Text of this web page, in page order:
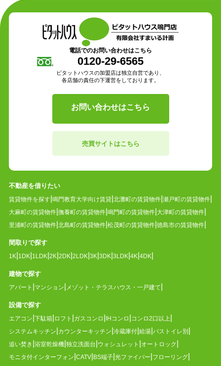
電話でのお問い合わせはこちら
0120-29-6565
ピタットハウスの加盟店は独立自営であり、
各店舗の責任の下運営をしております。
お問い合わせはこちら
売買サイトはこちら
不動産を借りたい
賃貸物件を探す 鳴門教育大学向け賃貸 北灘町の賃貸物件 瀬戸町の賃貸物件
大麻町の賃貸物件 撫養町の賃貸物件 鳴門町の賃貸物件 大津町の賃貸物件
里浦町の賃貸物件 北島町の賃貸物件 松茂町の賃貸物件 徳島市の賃貸物件
間取りで探す
1K 1DK 1LDK 2K 2DK 2LDK 3K 3DK 3LDK 4K 4DK
建物で探す
アパート マンション メゾット・テラスハウス・一戸建て
設備で探す
エアコン 下駄箱 ロフト ガスコンロ IHコンロ コンロ2口以上
システムキッチン カウンターキッチン 冷蔵庫付 給湯 バストイレ別
追い焚き 浴室乾燥機 独立洗面台 ウォシュレット オートロック
モニタ付インターフォン CATV BS端子 光ファイバー フローリング